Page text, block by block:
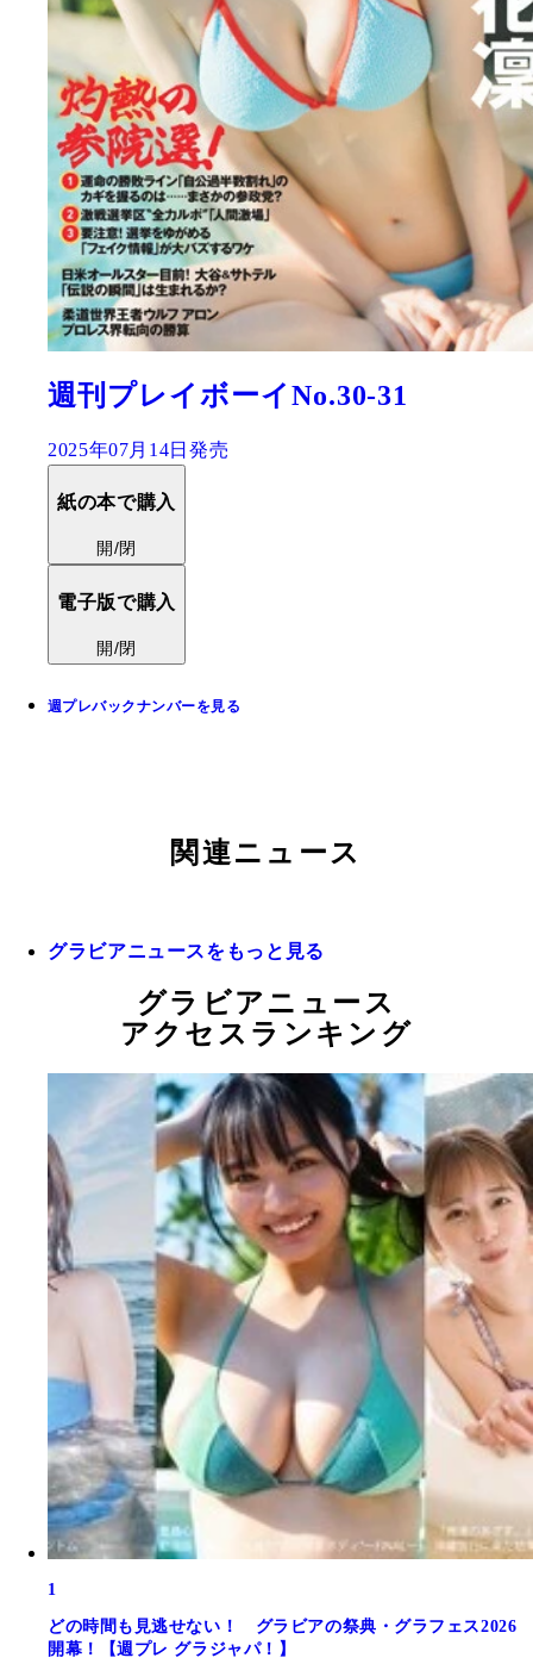
週刊プレイボーイNo.30-31
2025年07月14日発売
紙の本で購入
開/閉
電子版で購入
開/閉
週プレバックナンバーを見る
関連ニュース
グラビアニュースをもっと見る
グラビアニュース
アクセスランキング
1
どの時間も見逃せない！ グラビアの祭典・グラフェス2026
開幕！【週プレ グラジャパ！】